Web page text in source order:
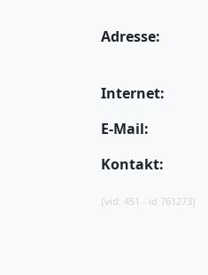
Adresse:
Internet:
E-Mail:
Kontakt:
[vid: 451 - id 761273]